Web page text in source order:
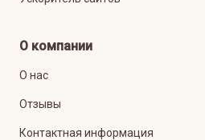
О компании
О нас
Отзывы
Контактная информация